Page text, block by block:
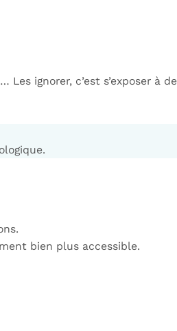
… Les ignorer, c’est s’exposer à
bien plus accessible.